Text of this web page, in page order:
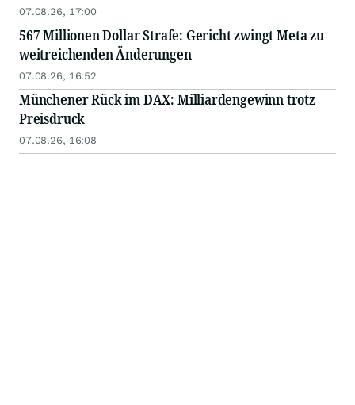
07.08.26, 17:00
567 Millionen Dollar Strafe: Gericht zwingt Meta zu
weitreichenden Änderungen
07.08.26, 16:52
Münchener Rück im DAX: Milliardengewinn trotz
Preisdruck
07.08.26, 16:08